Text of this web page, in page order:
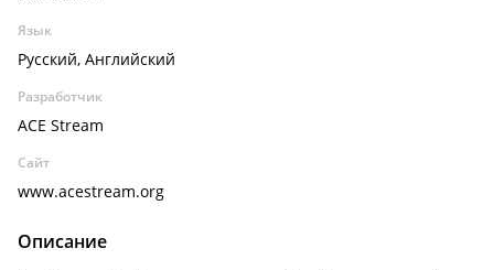
Язык
Русский, Английский
Разработчик
ACE Stream
Сайт
www.acestream.org
Описание